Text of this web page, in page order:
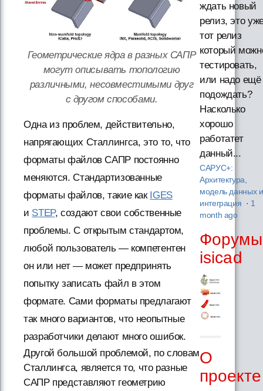
Геометрические ядра в разных САПР
могут описывать топологию
различными, несовместимыми друг
с другом способами.
Одна из проблем, действительно,
напрягающих Сталлингса, это то, что
форматы файлов САПР постоянно
меняются. Стандартизованные
форматы файлов, такие как IGES
и STEP, создают свои собственные
проблемы. С открытым стандартом,
любой пользователь — компетентен
он или нет — может предпринять
попытку записать файл в этом
формате. Сами форматы предлагают
так много вариантов, что неопытные
разработчики делают много ошибок.
Другой большой проблемой, по словам
Сталлингса, является то, что разные
САПР представляют геометрию
ждать новый
релиз, это
тот релиз
который
тестировать,
или надо ещё
подождать?
Насколько
хорошо
работатет
данный...
САРУС+:
Архитектура,
модель данных и
интеграция · 1
month ago
Форумы
isicad
О
проекте